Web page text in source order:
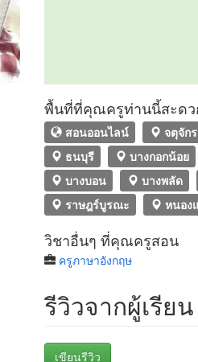
พื้นที่ที่คุณครูท่านนี้สะด
สอนออนไลน์ จตุจักร
ธนบุรี
บางกอกน้อย
บางบอน
บางพลัด
ราษฎร์บูรณะ
หนอง
วิชาอื่นๆ ที่คุณครูสอน
ครูภาษาอังกฤษ
รีวิวจากผู้เรียน
เขียนรีวิว